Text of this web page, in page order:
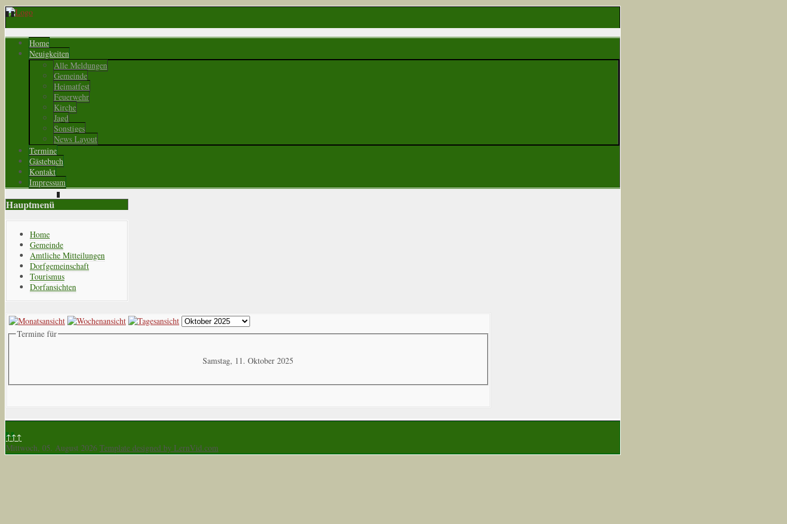
Home
Neuigkeiten
Alle Meldungen
Gemeinde
Heimatfest
Feuerwehr
Kirche
Jagd
Sonstiges
News Layout
Termine
Gästebuch
Kontakt
Impressum
Hauptmenü
Home
Gemeinde
Amtliche Mitteilungen
Dorfgemeinschaft
Tourismus
Dorfansichten
Termine für
Samstag, 11. Oktober 2025
↑↑↑
Mittwoch, 05. August 2026 Template designed by LernVid.com